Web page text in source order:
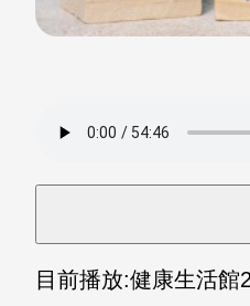
目前播放:健康生活館